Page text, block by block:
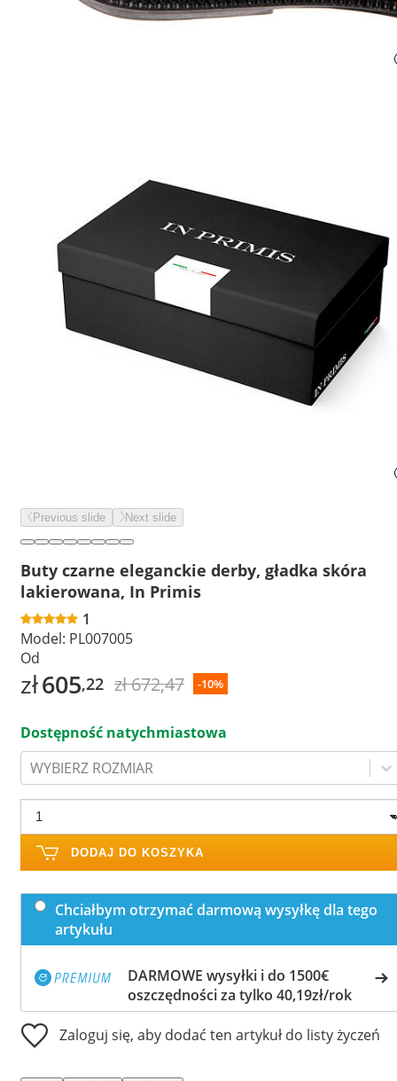
Previous slide Next slide
Buty czarne eleganckie derby, gładka skóra
lakierowana, In Primis
1
Model: PL007005
Od
zł605,22 zł 672,47 -10%
Dostępność natychmiastowa
WYBIERZ ROZMIAR
DODAJ DO KOSZYKA
Chciałbym otrzymać darmową wysyłkę dla tego
artykułu
DARMOWE wysyłki i do 1500€
oszczędności za tylko 40,19zł/rok
Zaloguj się, aby dodać ten artykuł do listy życzeń